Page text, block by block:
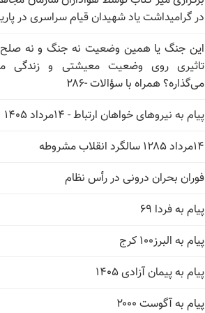
در گرامیداشت یاد شهیدان قیام سراسری در
این جنگ یا همین وضعیت نه جنگ و نه
تاثیری روی وضعیت معیشتی و زندگی
می‌گذاره؟ همراه با سؤالات -۲۸۶
پیام به نیروهای خواهان ارتباط - ۱۴مرداد ۱۴۰۵
۱۴مرداد ۱۲۸۵ سالگرد انقلاب مشروطه
فوران بحران درونی در رأس نظام
پیام به فردا ۶۹
پیام به البرز۱۰۰ کرج
پیام به پیمان آزادی ۱۴۰۵
پیام به آگوست ۲۰۰۰